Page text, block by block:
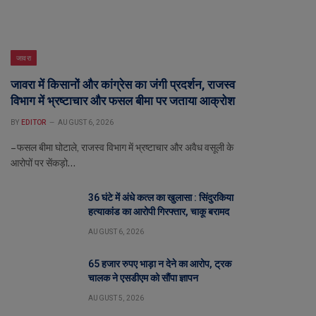
जावरा
जावरा में किसानों और कांग्रेस का जंगी प्रदर्शन, राजस्व
विभाग में भ्रष्टाचार और फसल बीमा पर जताया आक्रोश
BY EDITOR AUGUST 6, 2026
– फसल बीमा घोटाले, राजस्व विभाग में भ्रष्टाचार और अवैध वसूली के
आरोपों पर सेंकड़ो…
36 घंटे में अंधे कत्ल का खुलासा : सिंदुरकिया
हत्याकांड का आरोपी गिरफ्तार, चाकू बरामद
AUGUST 6, 2026
65 हजार रुपए भाड़ा न देने का आरोप, ट्रक
चालक ने एसडीएम को सौंपा ज्ञापन
AUGUST 5, 2026